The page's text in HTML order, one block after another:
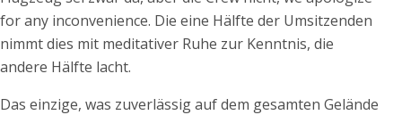
for any inconvenience. Die eine Hälfte der Umsitzenden
nimmt dies mit meditativer Ruhe zur Kenntnis, die
andere Hälfte lacht.
Das einzige, was zuverlässig auf dem gesamten Gelände